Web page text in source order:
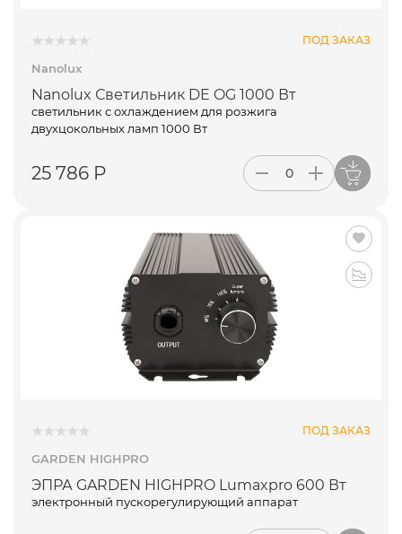
ПОД ЗАКАЗ
Nanolux
Nanolux Светильник DE OG 1000 Вт
светильник с охлаждением для розжига
двухцокольных ламп 1000 Вт
25 786 Р
ПОД ЗАКАЗ
GARDEN HIGHPRO
ЭПРА GARDEN HIGHPRO Lumaxpro 600 Вт
электронный пускорегулирующий аппарат